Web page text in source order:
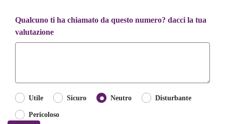
Qualcuno ti ha chiamato da questo numero? dacci la tua
valutazione
Utile Sicuro Neutro Disturbante
Pericoloso